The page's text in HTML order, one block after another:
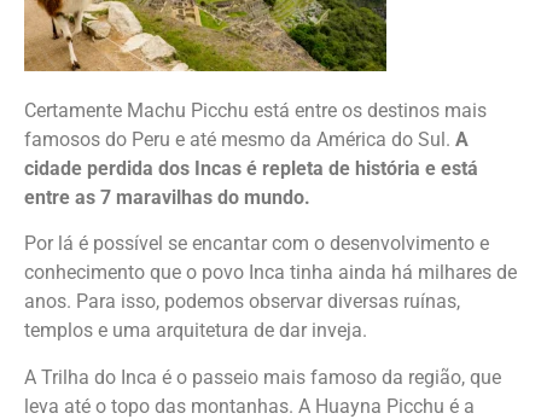
Certamente Machu Picchu está entre os destinos mais
famosos do Peru e até mesmo da América do Sul. A
cidade perdida dos Incas é repleta de história e está
entre as 7 maravilhas do mundo.
Por lá é possível se encantar com o desenvolvimento e
conhecimento que o povo Inca tinha ainda há milhares de
anos. Para isso, podemos observar diversas ruínas,
templos e uma arquitetura de dar inveja.
A Trilha do Inca é o passeio mais famoso da região, que
leva até o topo das montanhas. A Huayna Picchu é a